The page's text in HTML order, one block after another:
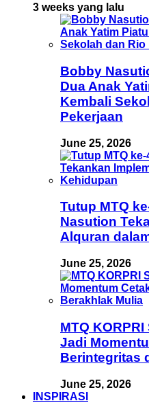
3 weeks yang lalu
Bobby
Dua Anak
Kembali
Pekerjaan
June 25, 2026
Tutup MTQ
Nasution
Alquran
June 25, 2026
MTQ
Jadi
Berintegritas
June 25, 2026
INSPIRASI